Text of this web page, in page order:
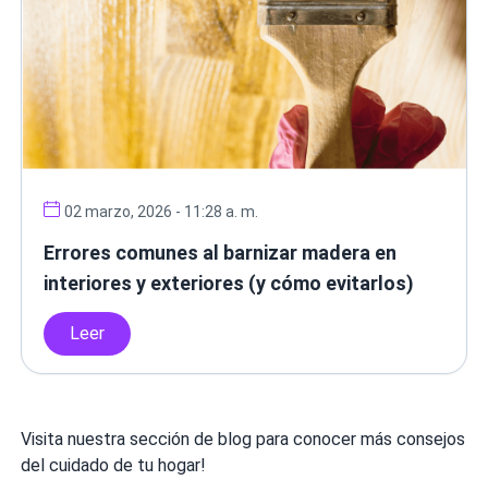
02 marzo, 2026 - 11:28 a. m.
Errores comunes al barnizar madera en
interiores y exteriores (y cómo evitarlos)
Leer
Visita nuestra sección de blog para conocer más consejos
del cuidado de tu hogar!